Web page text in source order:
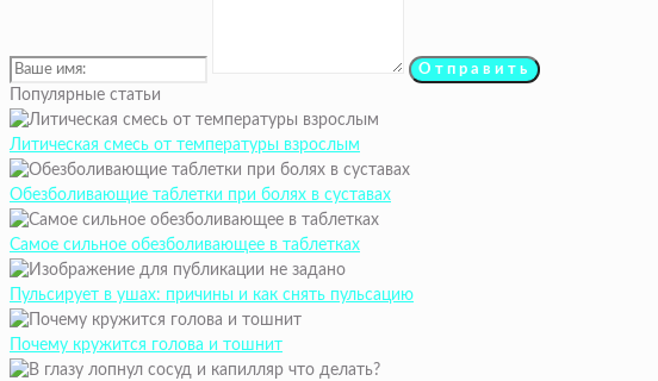
Популярные статьи
Литическая смесь от температуры взрослым
Обезболивающие таблетки при болях в суставах
Самое сильное обезболивающее в таблетках
Пульсирует в ушах: причины и как снять пульсацию
Почему кружится голова и тошнит